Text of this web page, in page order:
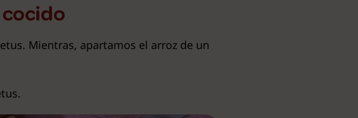
Mientras, apartamos el arroz de un